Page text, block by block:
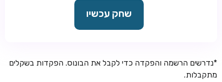
שחק עכשיו
*נדרשים הרשמה והפקדה כדי לקבל את הבונוס. הפקדות בשקלים
מתקבלות.